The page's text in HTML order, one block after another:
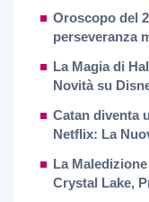
Oroscopo del
perseveranza
La Magia di
Novità su
Catan diventa
Netflix: La
La
Crystal Lake,